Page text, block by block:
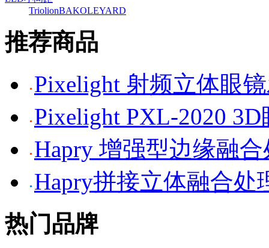
TriolionBAKOLEYARD
推荐商品
Pixelight 射频立体眼
Pixelight PXL-2020 3D
Hapry 增强型边缘融
Hapry拼接立体融合处
热门品牌